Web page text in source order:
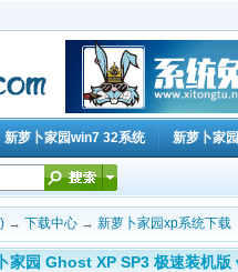
新萝卜家园win7 32系统 新萝卜家
→ 下载中心 → 新萝卜家园xp系统下载
家园 Ghost XP SP3 极速装机版